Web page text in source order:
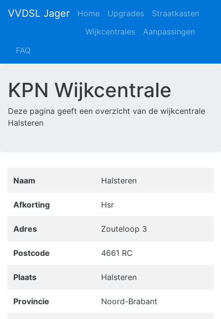
VVDSL Jager Home Upgrades
Straatkasten
Wijkcentrales
Aanpassingen
FAQ
KPN Wijkcentrale
Deze pagina geeft een overzicht van de wijkcentrale
Halsteren
Naam Halsteren
Afkorting Hsr
Adres Zouteloop 3
Postcode 4661 RC
Plaats Halsteren
Provincie Noord-Brabant